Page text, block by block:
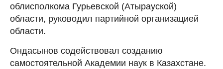
облисполкома Гурьевской (Атырауской)
области, руководил партийной организацией
области.
Ондасынов содействовал созданию
самостоятельной Академии наук в Казахстане.